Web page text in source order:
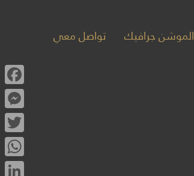
الموشن جرافيك تواصل معي